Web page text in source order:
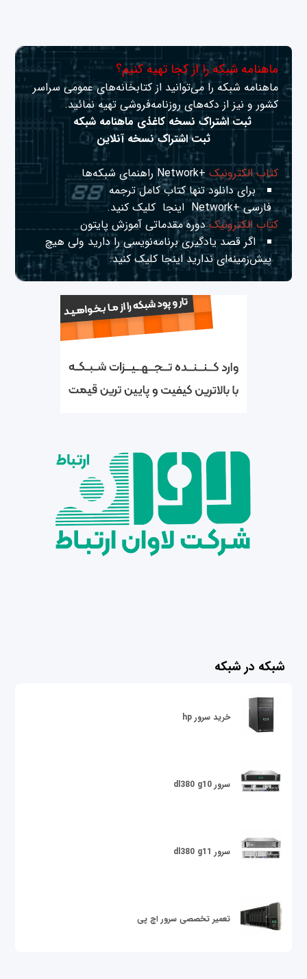
ماهنامه شبکه را از کجا تهیه کنیم؟
ماهنامه شبکه را می‌توانید از کتابخانه‌های عمومی سراسر
کشور و نیز از دکه‌های روزنامه‌فروشی تهیه نمائید.
ثبت اشتراک نسخه کاغذی ماهنامه شبکه
ثبت اشتراک نسخه آنلاین
کتاب الکترونیک+Network راهنمای شبکه‌ها
برای دانلود تنها کتاب کامل ترجمه
فارسی +Network
اینجا کلیک کنید.
کتاب الکترونیکدوره مقدماتی آموزش پایتون
اگر قصد یادگیری برنامه‌نویسی را دارید ولی هیچ
پیش‌زمینه‌ای نداریداینجا کلیک کنید.
شبکه در شبکه
خرید سرور hp
سرور dl380 g10
سرور dl380 g11
تعمیر تخصصی سرور اچ پی